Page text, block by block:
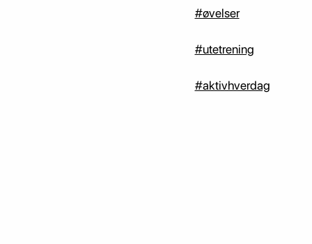
#øvelser
#utetrening
#aktivhverdag